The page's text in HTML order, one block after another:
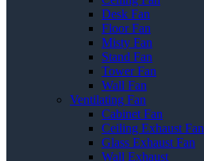
Desk Fan
Floor Fan
Misty Fan
Stand Fan
Tower Fan
Wall Fan
Ventilating Fan
Cabinet Fan
Ceiling Exhaust Fan
Glass Exhaust Fan
Wall Exhaust